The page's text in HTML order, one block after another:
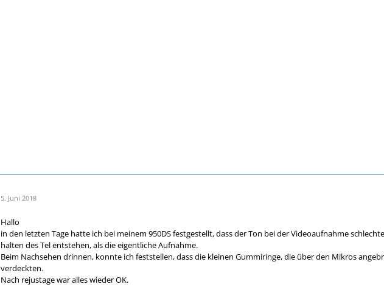
5. Juni 2018
Hallo
in den letzten Tage hatte ich bei meinem 950DS festgestellt, dass der Ton bei der Videoaufnahme
halten des Tel entstehen, als die eigentliche Aufnahme.
Beim Nachsehen drinnen, konnte ich feststellen, dass die kleinen Gummiringe, die über den Mikros
verdeckten.
Nach rejustage war alles wieder OK.